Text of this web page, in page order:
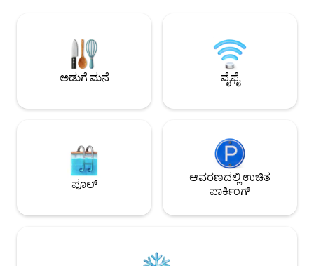
ವಿಶ್ರಾಂತಿ ಪಡೆಯಬಹುದಾದ ಮತ್ತು ಬಟ್ಟೆಗಳೊಂದಿಗೆ
ಅಥವಾ ಇಲ್ಲದೆ ಸನ್‌ಬಾತ್ ಮಾಡಬಹುದಾದ ಅದ್ಭುತ
ಛಾವಣಿಯ ಟೆರೇಸ್ (ಪರ್ವತ ಮತ್ತು ಕಡಲ ನೋಟ)
(ಎಲಿವೇಟರ್ ನಿಮ್ಮನ್ನು ಸುಲಭವಾಗಿ ಮೇಲಕ್ಕೆ
ಸೂಪರ್‌ಮಾರ್ಕೆಟ್, ಬೈಕ್
ಟೆನ್ನಿಸ್ / ಪ್ಯಾಡಲ್
ಪೂಲ್ ಅನ್ನು ಹೊಂದಿದೆ
bbq,ತಡವಾದ
ಅಡುಗೆ ಮನೆ ವೈಫೈ
ಪೂಲ್
ಆವರಣದಲ್ಲಿ ಉಚಿತ
ಪಾರ್ಕಿಂಗ್